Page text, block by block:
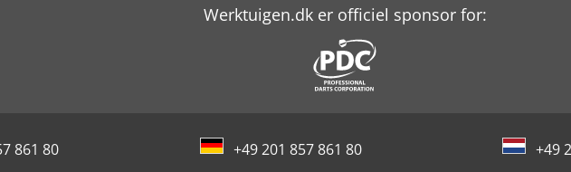
Werktuigen.dk er officiel sponsor for:
861 80 +49 201 857 861 80 +49